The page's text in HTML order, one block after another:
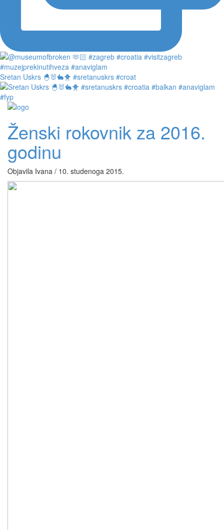
Sretan Uskrs 🐣🐰🐇🐥 #sretanuskrs #croat
Ženski rokovnik za 2016.
godinu
Objavila Ivana / 10. studenoga 2015.